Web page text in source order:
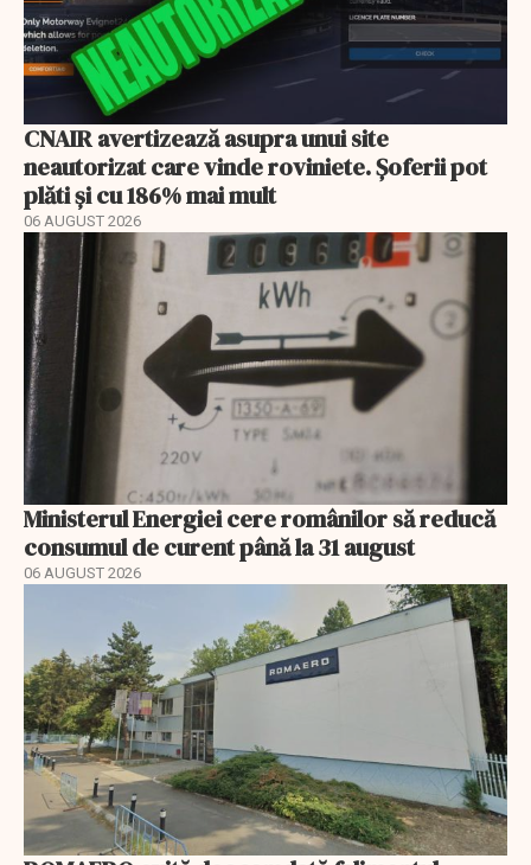
CNAIR avertizează asupra unui site
neautorizat care vinde roviniete. Șoferii pot
plăti și cu 186% mai mult
06 AUGUST 2026
Ministerul Energiei cere românilor să reducă
consumul de curent până la 31 august
06 AUGUST 2026